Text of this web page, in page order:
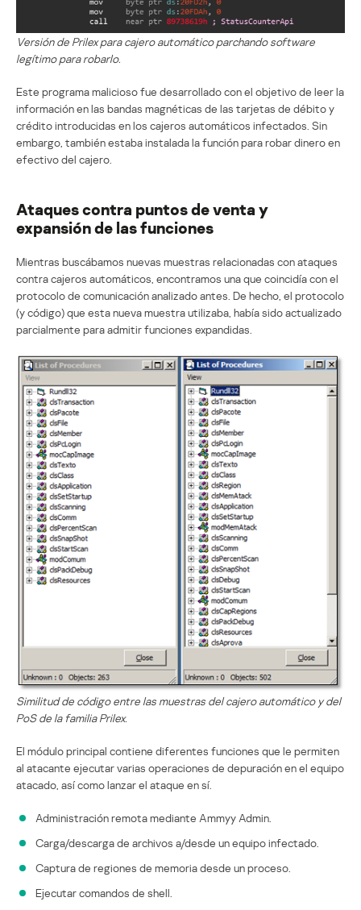
Versión de Prilex para cajero automático parchando software
legítimo para robarlo.
Este programa malicioso fue desarrollado con el objetivo de leer la
información en las bandas magnéticas de las tarjetas de débito y
crédito introducidas en los cajeros automáticos infectados. Sin
embargo, también estaba instalada la función para robar dinero en
efectivo del cajero.
Ataques contra puntos de venta y
expansión de las funciones
Mientras buscábamos nuevas muestras relacionadas con ataques
contra cajeros automáticos, encontramos una que coincidía con el
protocolo de comunicación analizado antes. De hecho, el protocolo
(y código) que esta nueva muestra utilizaba, había sido actualizado
parcialmente para admitir funciones expandidas.
Similitud de código entre las muestras del cajero automático y del
PoS de la familia Prilex.
El módulo principal contiene diferentes funciones que le permiten
al atacante ejecutar varias operaciones de depuración en el equipo
atacado, así como lanzar el ataque en sí.
Administración remota mediante Ammyy Admin.
Carga/descarga de archivos a/desde un equipo infectado.
Captura de regiones de memoria desde un proceso.
Ejecutar comandos de shell.